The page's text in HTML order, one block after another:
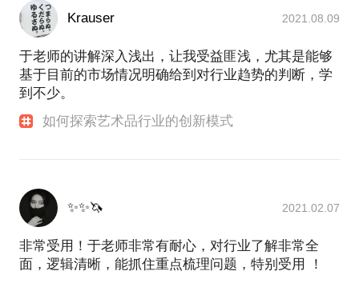
人；
2012年“鸾凤齐鸣—中国女性当代艺术展”；
2013年“繁星计划—V时代青年艺术展”；
2014年“景德镇当代陶瓷邀请展”；
以及“南方公园—南方个展”、“狂想的永恒—魏野个
展”、“魏立刚师生展”，“肇—张肇达个展”、“色诱—马
以羽呈讲堂创办人身份，举办三百余场线下课程，讲
座，沙龙等活动：
“艺术品行业从业人员提升计划”；
“艺术品行业经营管理高研班”；
Krauser 2021.08.09
于老师的讲解深入浅出，让我受益匪浅，尤其是能够
基于目前的市场情况明确给到对行业趋势的判断，学
到不少。
如何探索艺术品行业的创新模式
✨✨🦄 2021.02.07
非常受用！于老师非常有耐心，对行业了解非常全
面，逻辑清晰，能抓住重点梳理问题，特别受用 ！